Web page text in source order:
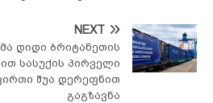
NEXT
დიდი ბრიტანეთის
სასუქის პირველი
შუა დერეფნით
გაგზავნა